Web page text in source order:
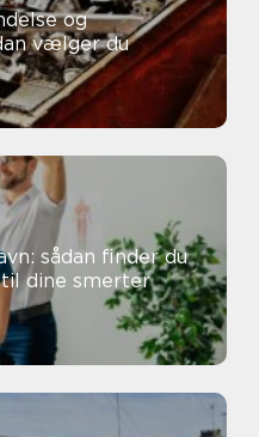
og
vælger du
sådan finder du
dine smerter